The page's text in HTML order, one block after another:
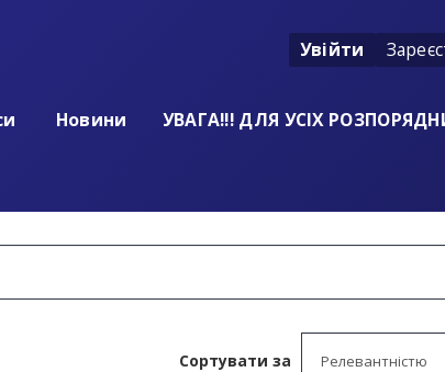
Увійти
Новини
УВАГА!!! ДЛЯ УСІХ
Сортувати за